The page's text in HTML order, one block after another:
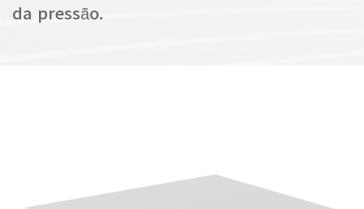
da pressão.